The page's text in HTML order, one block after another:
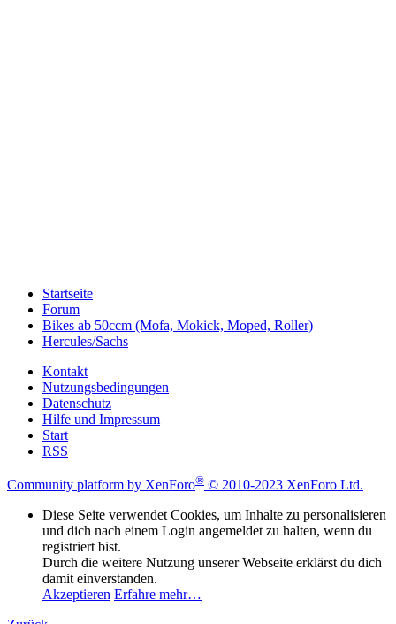
Startseite
Forum
Bikes ab 50ccm (Mofa, Mokick, Moped, Roller)
Hercules/Sachs
Kontakt
Nutzungsbedingungen
Datenschutz
Hilfe und Impressum
Start
RSS
Community platform by XenForo® © 2010-2023 XenForo Ltd.
Diese Seite verwendet Cookies, um Inhalte zu personalisieren
und dich nach einem Login angemeldet zu halten, wenn du
registriert bist.
Durch die weitere Nutzung unserer Webseite erklärst du dich
damit einverstanden.
Akzeptieren Erfahre mehr…